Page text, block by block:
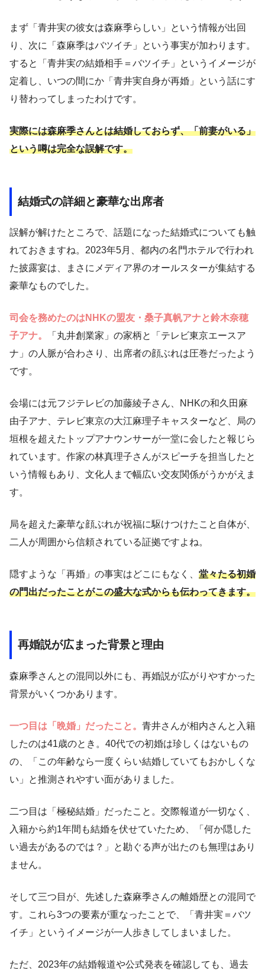
まず「青井実の彼女は森麻季らしい」という情報が出回
り、次に「森麻季はバツイチ」という事実が加わります。
すると「青井実の結婚相手＝バツイチ」というイメージが
定着し、いつの間にか「青井実自身が再婚」という話にす
り替わってしまったわけです。
実際には森麻季さんとは結婚しておらず、「前妻がいる」
という噂は完全な誤解です。
結婚式の詳細と豪華な出席者
誤解が解けたところで、話題になった結婚式についても触
れておきますね。2023年5月、都内の名門ホテルで行われ
た披露宴は、まさにメディア界のオールスターが集結する
豪華なものでした。
司会を務めたのはNHKの盟友・桑子真帆アナと鈴木奈穂
子アナ。
「丸井創業家」の家柄と「テレビ東京エースア
ナ」の人脈が合わさり、出席者の顔ぶれは圧巻だったよう
です。
会場には元フジテレビの加藤綾子さん、NHKの和久田麻
由子アナ、テレビ東京の大江麻理子キャスターなど、局の
垣根を超えたトップアナウンサーが一堂に会したと報じら
れています。作家の林真理子さんがスピーチを担当したと
いう情報もあり、文化人まで幅広い交友関係がうかがえま
す。
局を超えた豪華な顔ぶれが祝福に駆けつけたこと自体が、
二人が周囲から信頼されている証拠ですよね。
隠すような「再婚」の事実はどこにもなく、 堂々たる初婚
の門出だったことがこの盛大な式からも伝わってきます。
再婚説が広まった背景と理由
森麻季さんとの混同以外にも、再婚説が広がりやすかった
背景がいくつかあります。
一つ目は「晩婚」だったこと。 青井さんが相内さんと入籍
したのは41歳のとき。40代での初婚は珍しくはないもの
の、「この年齢なら一度くらい結婚していてもおかしくな
い」と推測されやすい面がありました。
二つ目は「極秘結婚」だったこと。交際報道が一切なく、
入籍から約1年間も結婚を伏せていたため、「何か隠した
い過去があるのでは？」と勘ぐる声が出たのも無理はあり
ません。
そして三つ目が、先述した森麻季さんの離婚歴との混同で
す。これら3つの要素が重なったことで、「青井実＝バツ
イチ」というイメージが一人歩きしてしまいました。
ただ、2023年の結婚報道や公式発表を確認しても、過去